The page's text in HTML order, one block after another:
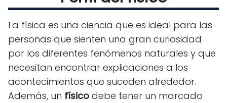
La física es una ciencia que es ideal para las
personas que sienten una gran curiosidad
por los diferentes fenómenos naturales y que
necesitan encontrar explicaciones a los
acontecimientos que suceden alrededor.
Además, un físico debe tener un marcado